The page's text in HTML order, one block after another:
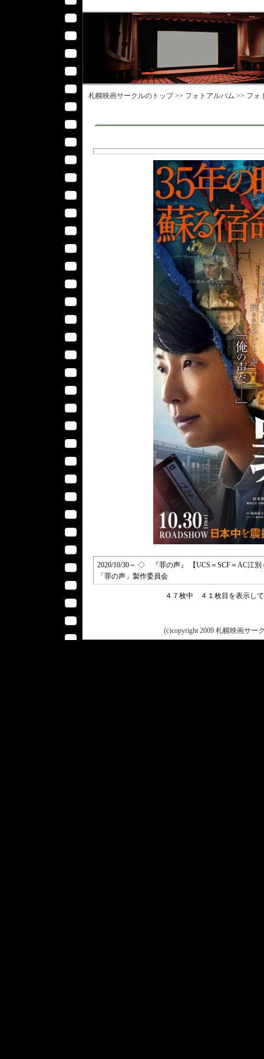
札幌映画サークルのトップ >> フォトアルバム >> フォ
2020/10/30～ ◇ 『罪の声』 【UCS＝SCF＝AC江別
「罪の声」製作委員会
４７枚中 ４１枚目を表示し
(c)copyright 2009 札幌映画サー